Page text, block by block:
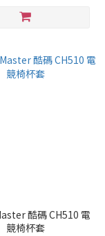
酷碼 CH510 電
競椅杯套